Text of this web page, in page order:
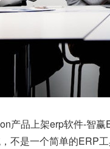
产品上架erp软件-智赢
不是一个简单的ERP工